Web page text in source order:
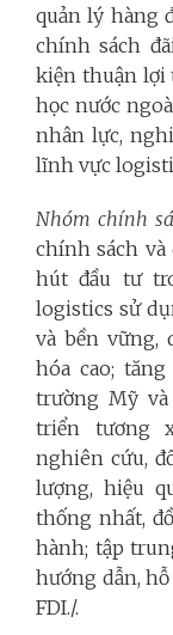
quản lý hàng
chính sách
kiện thuận lợi
học nước
nhân lực,
lĩnh vực
Nhóm chính
chính sách và
hút đầu tư
logistics sử
và bền vững,
hóa cao;
trường Mỹ
triển tương
nghiên cứu,
lượng, hiệu
thống nhất,
hành; tập
hướng dẫn,
FDI./.